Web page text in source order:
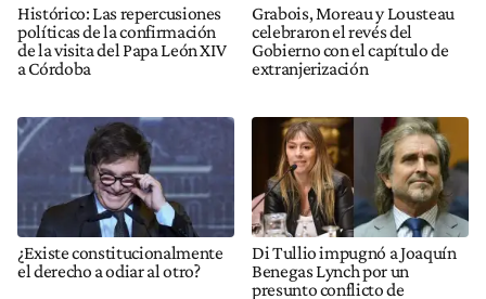
Histórico: Las repercusiones
políticas de la confirmación
de la visita del Papa León XIV
a Córdoba
Grabois, Moreau y Lousteau
celebraron el revés del
Gobierno con el capítulo de
extranjerización
¿Existe constitucionalmente
el derecho a odiar al otro?
Di Tullio impugnó a Joaquín
Benegas Lynch por un
presunto conflicto de